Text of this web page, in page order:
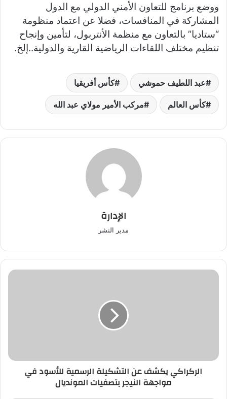
ووضع برنامج للتعاون الأمني الدولي مع الدول
المشاركة في المنافسات، فضلا عن اعتماد منظومة
“ستاديا” بالتعاون مع منظمة الأنتربول، لتأمين وإنجاح
تنظيم مختلف اللقاءات الرياضية القارية والدولية..إلخ.
عبد اللطيف حموشي كأس أفريقيا
كأس العالم مركب الأمير مولاي عبد الله
الإدارة
مدير النشر
الركراكي
النيجر
بتصفياتالركراكي يكشف عن التشكيلة الرسمية للأسود في
مواجهة النيجر بتصفيات المونديال